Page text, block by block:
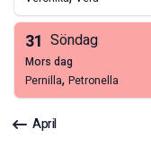
31 Söndag
mors dag
Pernilla, Petronella
April